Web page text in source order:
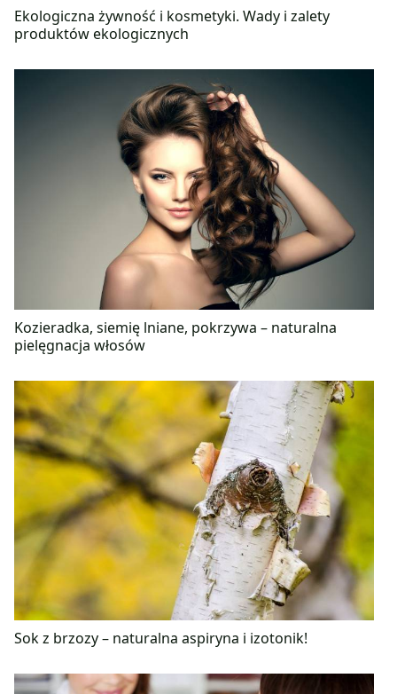
Ekologiczna żywność i kosmetyki. Wady i zalety
produktów ekologicznych
Kozieradka, siemię lniane, pokrzywa – naturalna
pielęgnacja włosów
Sok z brzozy – naturalna aspiryna i izotonik!